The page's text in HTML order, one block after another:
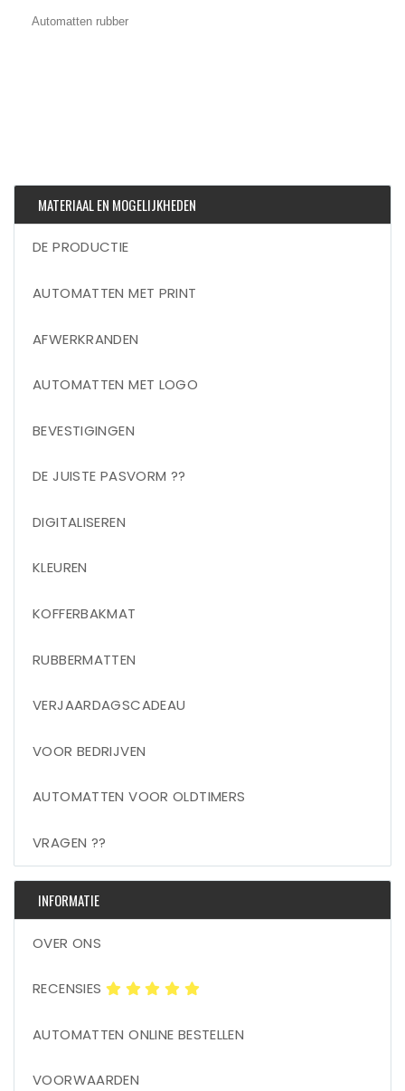
Automatten rubber
MATERIAAL EN MOGELIJKHEDEN
DE PRODUCTIE
AUTOMATTEN MET PRINT
AFWERKRANDEN
AUTOMATTEN MET LOGO
BEVESTIGINGEN
DE JUISTE PASVORM ??
DIGITALISEREN
KLEUREN
KOFFERBAKMAT
RUBBERMATTEN
VERJAARDAGSCADEAU
VOOR BEDRIJVEN
AUTOMATTEN VOOR OLDTIMERS
VRAGEN ??
INFORMATIE
OVER ONS
RECENSIES
AUTOMATTEN ONLINE BESTELLEN
VOORWAARDEN